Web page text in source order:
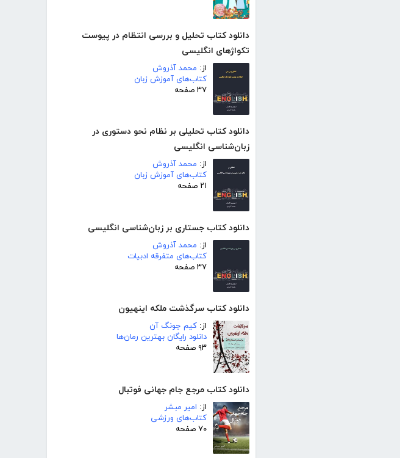
دانلود کتاب تحلیل و بررسی انتظام در پیوست
تکواژهای انگلیسی
از: محمد آذروش
کتاب‌های آموزش زبان
۳۷ صفحه
دانلود کتاب تحلیلی بر نظام نحو دستوری در
زبان‌شناسی انگلیسی
از: محمد آذروش
کتاب‌های آموزش زبان
۲۱ صفحه
دانلود کتاب جستاری بر زبان‌شناسی انگلیسی
از: محمد آذروش
کتاب‌های متفرقه ادبیات
۳۷ صفحه
دانلود کتاب سرگذشت ملکه اینهیون
از: کیم جونگ آن
دانلود رایگان بهترین رمان‌ها
۹۳ صفحه
دانلود کتاب مرجع جام جهانی فوتبال
از: امیر مبشر
کتاب‌های ورزشی
۷۰ صفحه